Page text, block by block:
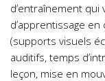
d’entraînement
d’apprentissage
(supports visuels
auditifs, temps
leçon, mise en